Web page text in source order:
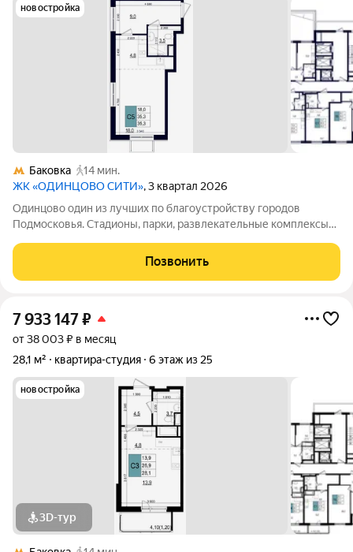
новостройка
Баковка
14 мин.
ЖК «ОДИНЦОВО СИТИ», 3 квартал 2026
Одинцово один из лучших по благоустройству городов
Подмосковья. Стадионы, парки, развлекательные комплексы
рестораны, салоны красоты и удобные магазины расположены
прямо в вашем дворе, на 1-х
Позвонить
7 933 147₽
от 38 003 ₽ в месяц
28,1 м²
квартира-студия 6 этаж из 25
новостройка
3D-тур